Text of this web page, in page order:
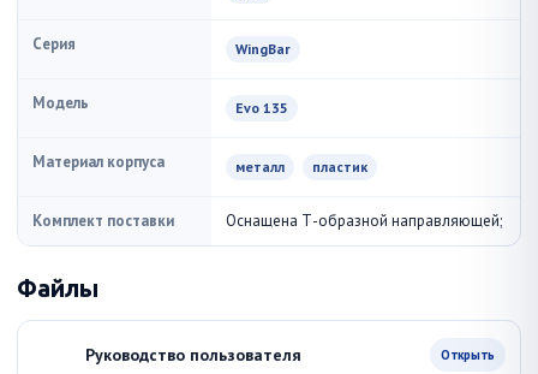
Серия WingBar
Модель Evo 135
Материал корпуса металл пластик
Комплект поставки Оснащена Т-образной направляющей;
Файлы
Руководство пользователя Открыть